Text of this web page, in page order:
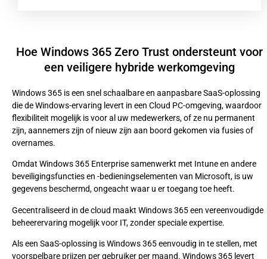
Hoe Windows 365 Zero Trust ondersteunt voor
een veiligere hybride werkomgeving
Windows 365 is een snel schaalbare en aanpasbare SaaS-oplossing
die de Windows-ervaring levert in een Cloud PC-omgeving, waardoor
flexibiliteit mogelijk is voor al uw medewerkers, of ze nu permanent
zijn, aannemers zijn of nieuw zijn aan boord gekomen via fusies of
overnames.
Omdat Windows 365 Enterprise samenwerkt met Intune en andere
beveiligingsfuncties en -bedieningselementen van Microsoft, is uw
gegevens beschermd, ongeacht waar u er toegang toe heeft.
Gecentraliseerd in de cloud maakt Windows 365 een vereenvoudigde
beheerervaring mogelijk voor IT, zonder speciale expertise.
Als een SaaS-oplossing is Windows 365 eenvoudig in te stellen, met
voorspelbare prijzen per gebruiker per maand. Windows 365 levert